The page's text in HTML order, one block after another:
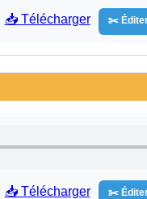
📥 Télécharger ✂️
📥 Télécharger ✂️